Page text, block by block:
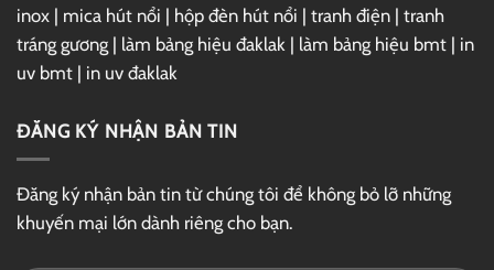
inox | mica hút nổi | hộp đèn hút nổi | tranh điện | tranh
tráng gương | làm bảng hiệu đaklak | làm bảng hiệu bmt | in
uv bmt | in uv đaklak
ĐĂNG KÝ NHẬN BẢN TIN
Đăng ký nhận bản tin từ chúng tôi để không bỏ lỡ những
khuyến mại lớn dành riêng cho bạn.